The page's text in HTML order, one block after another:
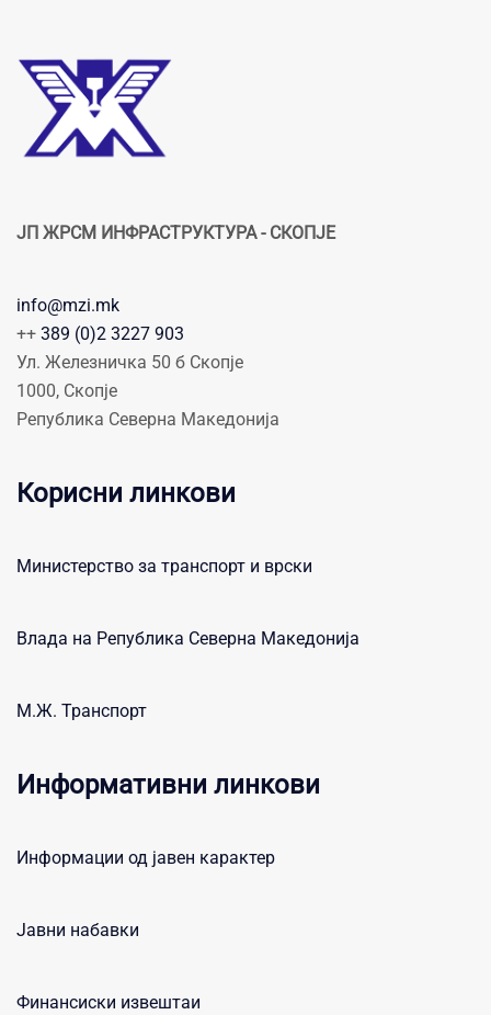
ЈП ЖРСМ ИНФРАСТРУКТУРА - СКОПЈЕ
info@mzi.mk
++ 389 (0)2 3227 903
Ул. Железничка 50 б Скопје
1000, Скопје
Република Северна Македонија
Корисни линкови
Министерство за транспорт и врски
Влада на Република Северна Македонија
М.Ж. Транспорт
Информативни линкови
Информации од јавен карактер
Јавни набавки
Финансиски извештаи